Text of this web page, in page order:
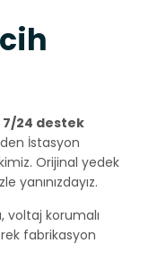
7/24 destek
İstasyon
Orijinal yedek
yanınızdayız.
voltaj korumalı
fabrikasyon